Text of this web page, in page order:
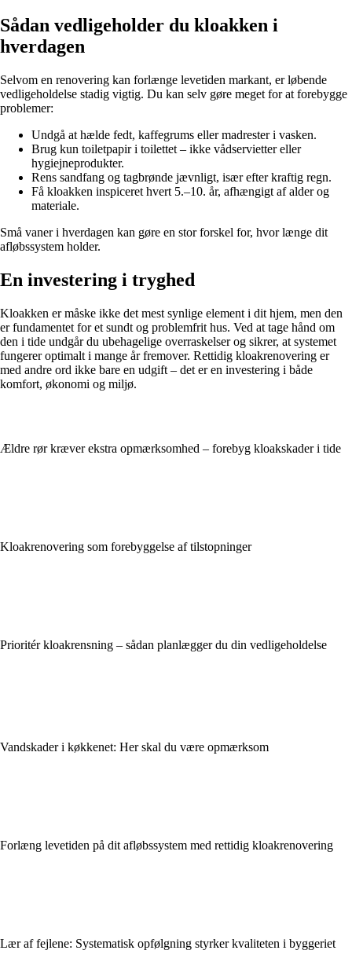
Sådan vedligeholder du kloakken i
hverdagen
Selvom en renovering kan forlænge levetiden markant, er løbende
vedligeholdelse stadig vigtig. Du kan selv gøre meget for at forebygge
problemer:
Undgå at hælde fedt, kaffegrums eller madrester i vasken.
Brug kun toiletpapir i toilettet – ikke vådservietter eller
hygiejneprodukter.
Rens sandfang og tagbrønde jævnligt, især efter kraftig regn.
Få kloakken inspiceret hvert 5.–10. år, afhængigt af alder og
materiale.
Små vaner i hverdagen kan gøre en stor forskel for, hvor længe dit
afløbssystem holder.
En investering i tryghed
Kloakken er måske ikke det mest synlige element i dit hjem, men den
er fundamentet for et sundt og problemfrit hus. Ved at tage hånd om
den i tide undgår du ubehagelige overraskelser og sikrer, at systemet
fungerer optimalt i mange år fremover. Rettidig kloakrenovering er
med andre ord ikke bare en udgift – det er en investering i både
komfort, økonomi og miljø.
Ældre rør kræver ekstra opmærksomhed – forebyg kloakskader i tide
Kloakrenovering som forebyggelse af tilstopninger
Prioritér kloakrensning – sådan planlægger du din vedligeholdelse
Vandskader i køkkenet: Her skal du være opmærksom
Forlæng levetiden på dit afløbssystem med rettidig kloakrenovering
Lær af fejlene: Systematisk opfølgning styrker kvaliteten i byggeriet